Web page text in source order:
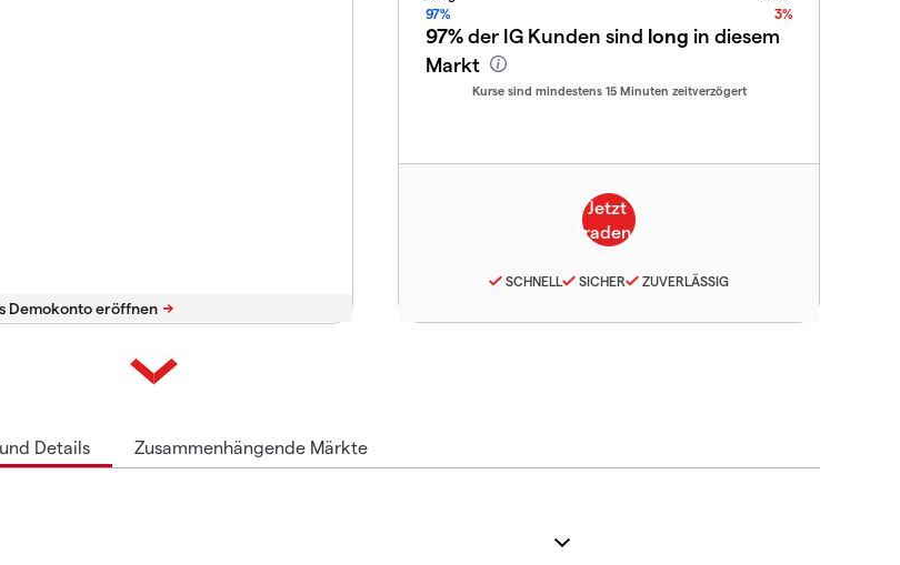
97%
3%
97%der IG Kunden sind long in diesem
Markt
Kurse sind mindestens 15 Minuten zeitverzögert
SCHNELL SICHER ZUVERLÄSSIG
Details Zusammenhängende Märkte